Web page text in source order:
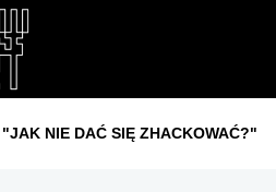
NIE DAĆ SIĘ ZHACKOWAĆ?"